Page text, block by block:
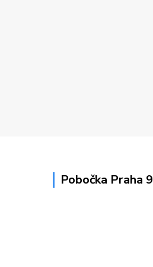
Pobočka Praha 9